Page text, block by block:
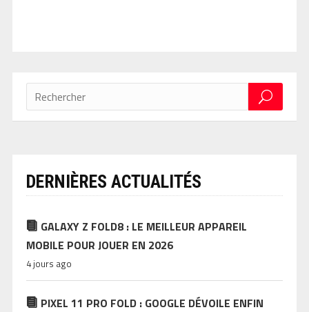
DERNIÈRES ACTUALITÉS
GALAXY Z FOLD8 : LE MEILLEUR APPAREIL
MOBILE POUR JOUER EN 2026
4 jours ago
PIXEL 11 PRO FOLD : GOOGLE DÉVOILE ENFIN